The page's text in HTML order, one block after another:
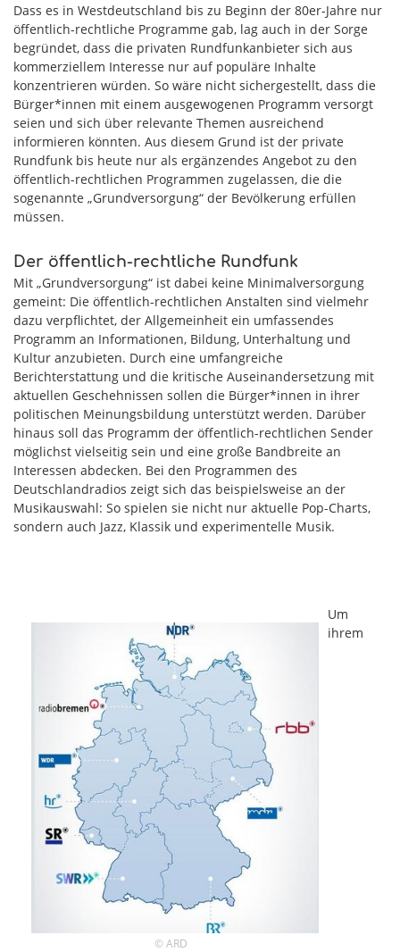
Dass es in Westdeutschland bis zu Beginn der 80er-Jahre nur
öffentlich-rechtliche Programme gab, lag auch in der Sorge
begründet, dass die privaten Rundfunkanbieter sich aus
kommerziellem Interesse nur auf populäre Inhalte
konzentrieren würden. So wäre nicht sichergestellt, dass die
Bürger*innen mit einem ausgewogenen Programm versorgt
seien und sich über relevante Themen ausreichend
informieren könnten. Aus diesem Grund ist der private
Rundfunk bis heute nur als ergänzendes Angebot zu den
öffentlich-rechtlichen Programmen zugelassen, die die
sogenannte „Grundversorgung“ der Bevölkerung erfüllen
müssen.
Der öffentlich-rechtliche Rundfunk
Mit „Grundversorgung“ ist dabei keine Minimalversorgung
gemeint: Die öffentlich-rechtlichen Anstalten sind vielmehr
dazu verpflichtet, der Allgemeinheit ein umfassendes
Programm an Informationen, Bildung, Unterhaltung und
Kultur anzubieten. Durch eine umfangreiche
Berichterstattung und die kritische Auseinandersetzung mit
aktuellen Geschehnissen sollen die Bürger*innen in ihrer
politischen Meinungsbildung unterstützt werden. Darüber
hinaus soll das Programm der öffentlich-rechtlichen Sender
möglichst vielseitig sein und eine große Bandbreite an
Interessen abdecken. Bei den Programmen des
Deutschlandradios zeigt sich das beispielsweise an der
Musikauswahl: So spielen sie nicht nur aktuelle Pop-Charts,
sondern auch Jazz, Klassik und experimentelle Musik.
© ARD
Um
ihrem